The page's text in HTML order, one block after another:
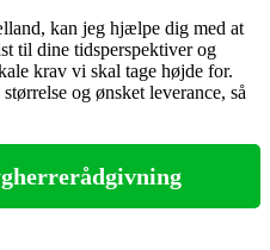
kan jeg hjælpe dig med at
til dine tidsperspektiver og
krav vi skal tage højde for.
og ønsket leverance, så